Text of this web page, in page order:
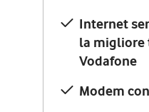
Internet
la migliore
Vodafone
Modem
la